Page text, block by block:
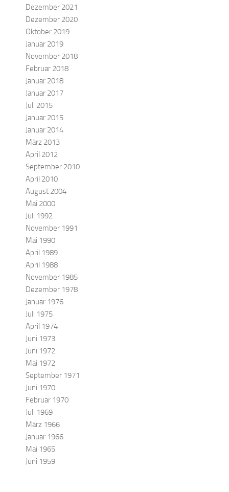
Dezember 2021
Dezember 2020
Oktober 2019
Januar 2019
November 2018
Februar 2018
Januar 2018
Januar 2017
Juli 2015
Januar 2015
Januar 2014
März 2013
April 2012
September 2010
April 2010
August 2004
Mai 2000
Juli 1992
November 1991
Mai 1990
April 1989
April 1988
November 1985
Dezember 1978
Januar 1976
Juli 1975
April 1974
Juni 1973
Juni 1972
Mai 1972
September 1971
Juni 1970
Februar 1970
Juli 1969
März 1966
Januar 1966
Mai 1965
Juni 1959